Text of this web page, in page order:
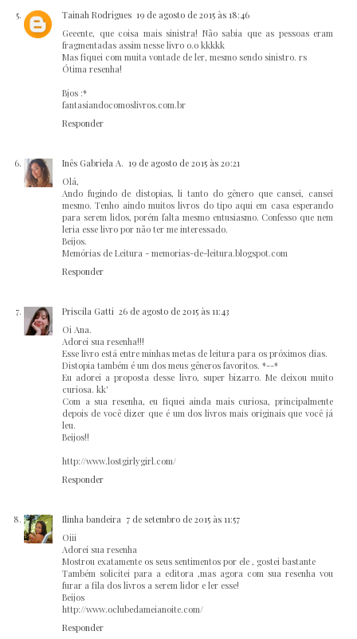
Tainah Rodrigues 19 de agosto de 2015 às 18:46
Geeente, que coisa mais sinistra! Não sabia que as pessoas eram
fragmentadas assim nesse livro o.o kkkkk
Mas fiquei com muita vontade de ler, mesmo sendo sinistro. rs
Ótima resenha!
Bjos :*
fantasiandocomoslivros.com.br
Responder
Inês Gabriela A. 19 de agosto de 2015 às 20:21
Olá,
Ando fugindo de distopias, li tanto do gênero que cansei, cansei
mesmo. Tenho aindo muitos livros do tipo aqui em casa esperando
para serem lidos, porém falta mesmo entusiasmo. Confesso que nem
leria esse livro por não ter me interessado.
Beijos.
Memórias de Leitura - memorias-de-leitura.blogspot.com
Responder
Priscila Gatti 26 de agosto de 2015 às 11:43
Oi Ana.
Adorei sua resenha!!!
Esse livro está entre minhas metas de leitura para os próximos dias.
Distopia também é um dos meus gêneros favoritos. *--*
Eu adorei a proposta desse livro, super bizarro. Me deixou muito
curiosa. kk'
Com a sua resenha, eu fiquei ainda mais curiosa, principalmente
depois de você dizer que é um dos livros mais originais que você já
leu.
Beijos!!
http://www.lostgirlygirl.com/
Responder
Ilinha bandeira 7 de setembro de 2015 às 11:57
Oiii
Adorei sua resenha
Mostrou exatamente os seus sentimentos por ele , gostei bastante
Também solicitei para a editora ,mas agora com sua resenha vou
furar a fila dos livros a serem lidor e ler esse!
Beijos
http://www.oclubedameianoite.com/
Responder